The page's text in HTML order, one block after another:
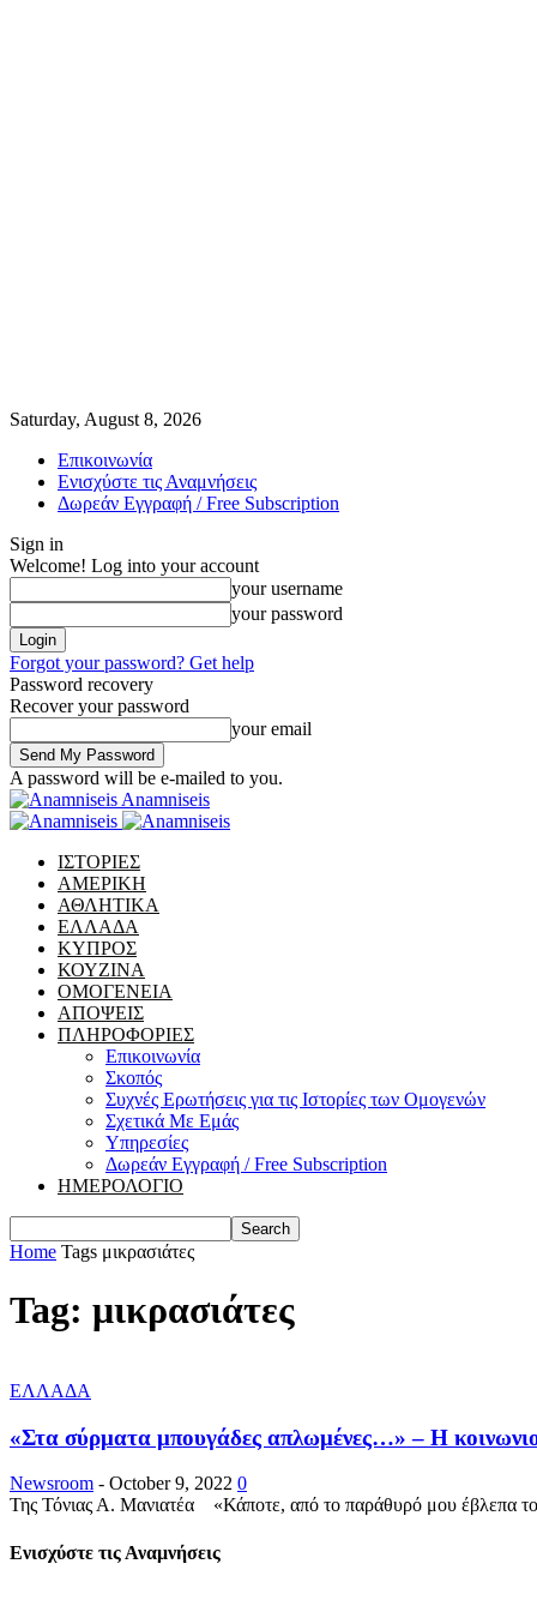
Saturday, August 8, 2026
Επικοινωνία
Ενισχύστε τις Αναμνήσεις
Δωρεάν Εγγραφή / Free Subscription
Sign in
Welcome! Log into your account
your username
your password
Forgot your password? Get help
Password recovery
Recover your password
your email
A password will be e-mailed to you.
Anamniseis
ΙΣΤΟΡΙΕΣ
ΑΜΕΡΙΚΗ
ΑΘΛΗΤΙΚΑ
ΕΛΛΑΔΑ
ΚΥΠΡΟΣ
ΚΟΥΖΙΝΑ
ΟΜΟΓΕΝΕΙΑ
ΑΠΟΨΕΙΣ
ΠΛΗΡΟΦΟΡΙΕΣ
Επικοινωνία
Σκοπός
Συχνές Ερωτήσεις για τις Ιστορίες των Ομογενών
Σχετικά Με Εμάς
Υπηρεσίες
Δωρεάν Εγγραφή / Free Subscription
ΗΜΕΡΟΛΟΓΙΟ
Home Tags μικρασιάτες
Tag: μικρασιάτες
ΕΛΛΑΔΑ
«Στα σύρματα μπουγάδες απλωμένες…» – Η
Newsroom - October 9, 2022 0
Της Τόνιας Α. Μανιατέα «Κάποτε, από το παράθυρό μου έβλεπα
Ενισχύστε τις Αναμνήσεις